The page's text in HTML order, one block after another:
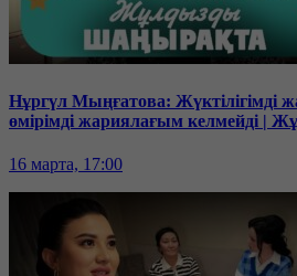
Нұргүл Мыңғатова: Жүктілігімді
өмірімді жариялағым келмейді |
16 марта, 17:00